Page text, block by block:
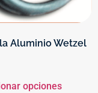
Aluminio Wetzel
opciones